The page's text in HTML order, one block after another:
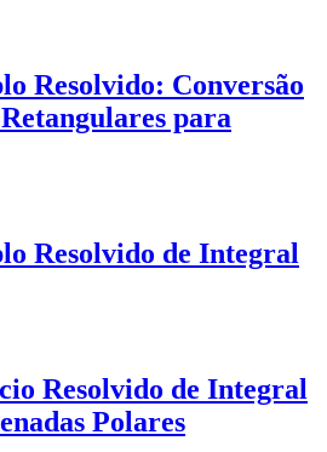
Resolvido: Conversão
para
Resolvido de Integral
Resolvido de Integral
Polares